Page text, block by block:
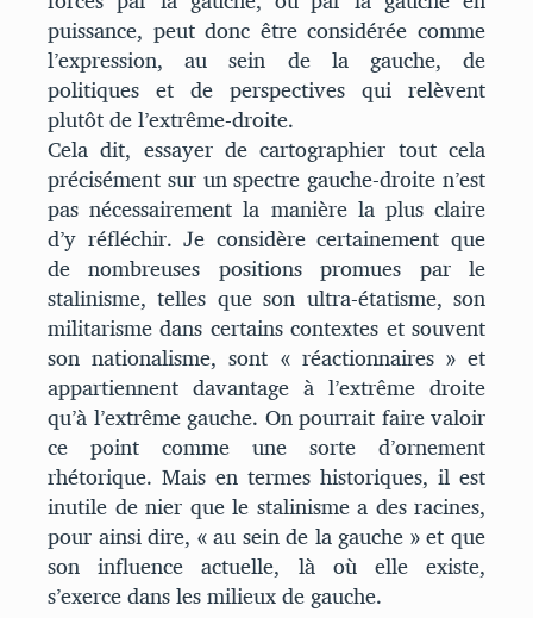
puissance, peut donc être considérée comme
l’expression, au sein de la gauche, de
politiques et de perspectives qui relèvent
plutôt de l’extrême-droite.
Cela dit, essayer de cartographier tout cela
précisément sur un spectre gauche-droite n’est
pas nécessairement la manière la plus claire
d’y réfléchir. Je considère certainement que
de nombreuses positions promues par le
stalinisme, telles que son ultra-étatisme, son
militarisme dans certains contextes et souvent
son nationalisme, sont « réactionnaires » et
appartiennent davantage à l’extrême droite
qu’à l’extrême gauche. On pourrait faire valoir
ce point comme une sorte d’ornement
rhétorique. Mais en termes historiques, il est
inutile de nier que le stalinisme a des racines,
pour ainsi dire, « au sein de la gauche » et que
son influence actuelle, là où elle existe,
s’exerce dans les milieux de gauche.